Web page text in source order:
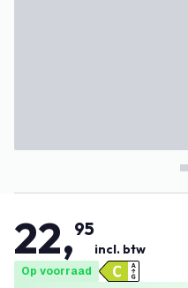
22,95
incl. btw
Op voorraad